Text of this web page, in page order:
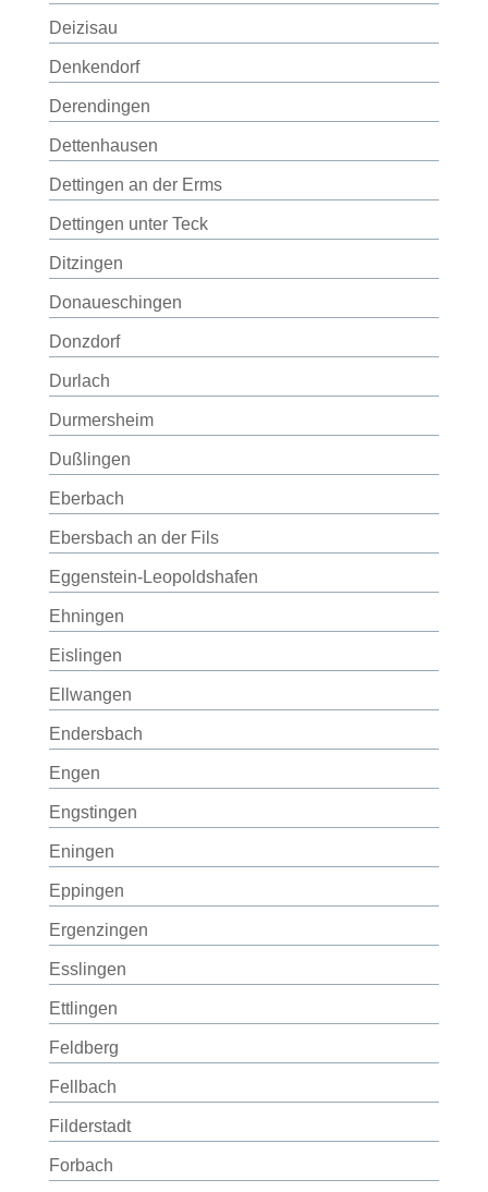
Deizisau
Denkendorf
Derendingen
Dettenhausen
Dettingen an der Erms
Dettingen unter Teck
Ditzingen
Donaueschingen
Donzdorf
Durlach
Durmersheim
Dußlingen
Eberbach
Ebersbach an der Fils
Eggenstein-Leopoldshafen
Ehningen
Eislingen
Ellwangen
Endersbach
Engen
Engstingen
Eningen
Eppingen
Ergenzingen
Esslingen
Ettlingen
Feldberg
Fellbach
Filderstadt
Forbach